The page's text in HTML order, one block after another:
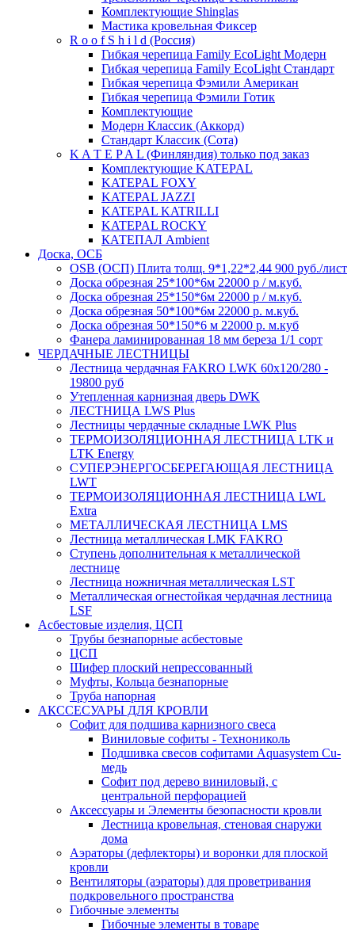
Комплектующие Shinglas
Мастика кровельная Фиксер
R o o f S h i l d (Россия)
Гибкая черепица Family ЕсоLight Модерн
Гибкая черепица Family ЕсоLight Стандарт
Гибкая черепица Фэмили Американ
Гибкая черепица Фэмили Готик
Комплектующие
Модерн Классик (Аккорд)
Стандарт Классик (Сота)
K A T E P A L (Финляндия) только под заказ
Комплектующие KATEPAL
KATEPAL FOXY
KATEPAL JAZZI
KATEPAL KATRILLI
KATEPAL ROCKY
КАТЕПАЛ Ambient
Доска, ОСБ
OSB (ОСП) Плита толщ. 9*1,22*2,44 900 руб./лист
Доска обрезная 25*100*6м 22000 р / м.куб.
Доска обрезная 25*150*6м 22000 р / м.куб.
Доска обрезная 50*100*6м 22000 р. м.куб.
Доска обрезная 50*150*6 м 22000 р. м.куб
Фанера ламинированная 18 мм береза 1/1 сорт
ЧЕРДАЧНЫЕ ЛЕСТНИЦЫ
Лестница чердачная FAKRO LWK 60х120/280 -
19800 руб
Утепленная карнизная дверь DWK
ЛЕСТНИЦА LWS Plus
Лестницы чердачные складные LWK Plus
ТЕРМОИЗОЛЯЦИОННАЯ ЛЕСТНИЦА LTK и
LTK Energy
СУПЕРЭНЕРГОСБЕРЕГАЮЩАЯ ЛЕСТНИЦА
LWT
ТЕРМОИЗОЛЯЦИОННАЯ ЛЕСТНИЦА LWL
Extra
МЕТАЛЛИЧЕСКАЯ ЛЕСТНИЦА LMS
Лестница металлическая LMK FAKRO
Ступень дополнительная к металлической
лестнице
Лестница ножничная металлическая LST
Металлическая огнестойкая чердачная лестница
LSF
Асбестовые изделия, ЦСП
Трубы безнапорные асбестовые
ЦСП
Шифер плоский непрессованный
Муфты, Кольца безнапорные
Труба напорная
АКССЕСУАРЫ ДЛЯ КРОВЛИ
Софит для подшива карнизного свеса
Виниловые софиты - Технониколь
Подшивка свесов софитами Aquasystem Cu-
медь
Софит под дерево виниловый, с
центральной перфорацией
Аксессуары и Элементы безопасности кровли
Лестница кровельная, стеновая снаружи
дома
Аэраторы (дефлекторы) и воронки для плоской
кровли
Вентиляторы (аэраторы) для проветривания
подкровельного пространства
Гибочные элементы
Гибочные элементы в товаре